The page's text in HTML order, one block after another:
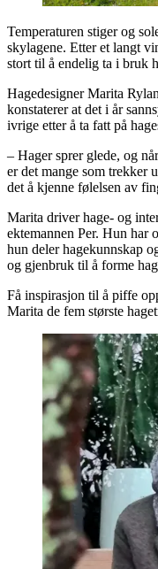
Temperaturen stiger og
skylagene. Etter et langt
stort til å endelig ta i bruk
Hagedesigner Marita
konstaterer at det i år
ivrige etter å ta fatt på
– Hager sprer glede, og
er det mange som trekker
det å kjenne følelsen av
Marita driver hage- og
ektemannen Per. Hun har
hun deler hagekunnskap
og gjenbruk til å forme
Få inspirasjon til å piffe
Marita de fem største